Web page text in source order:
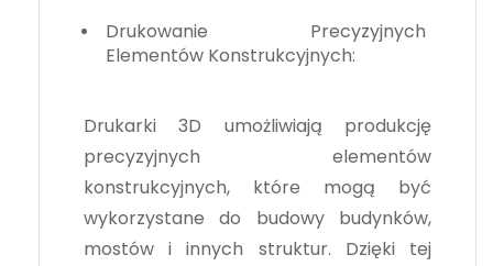
Drukowanie Precyzyjnych
Elementów Konstrukcyjnych:
Drukarki 3D umożliwiają produkcję
precyzyjnych elementów
konstrukcyjnych, które mogą być
wykorzystane do budowy budynków,
mostów i innych struktur. Dzięki tej